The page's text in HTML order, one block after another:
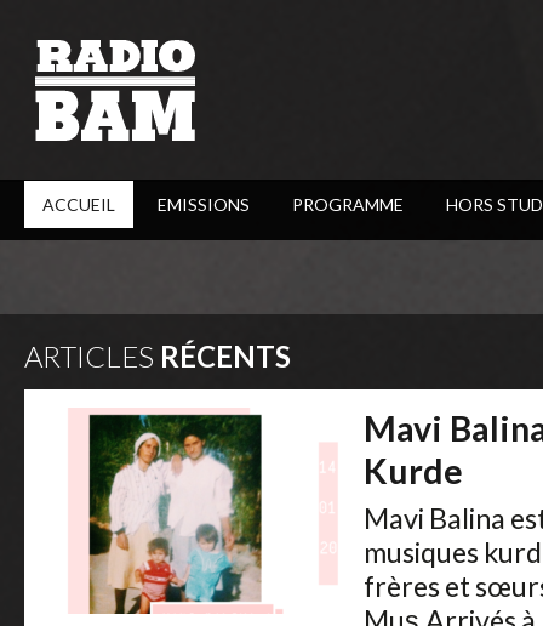
ACCUEIL EMISSIONS PROGRAMME HORS
ARTICLES RÉCENTS
Mavi
Kurde
Mavi Balina
musiques
frères et